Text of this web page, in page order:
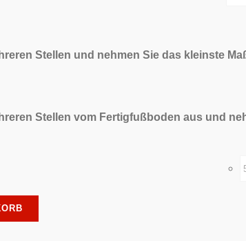
Stellen und nehmen Sie das kleinste
Stellen vom Fertigfußboden aus und